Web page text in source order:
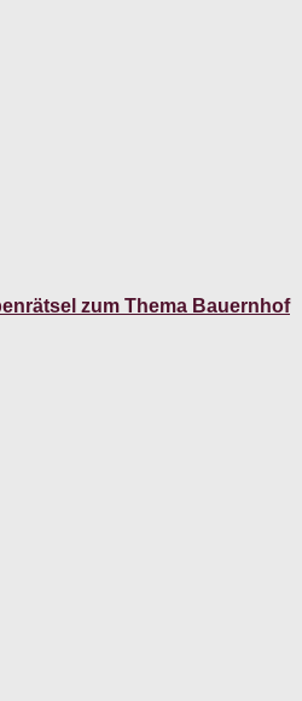
zum Thema Bauernhof